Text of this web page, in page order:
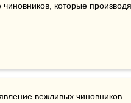
которые
вежливых чиновников.